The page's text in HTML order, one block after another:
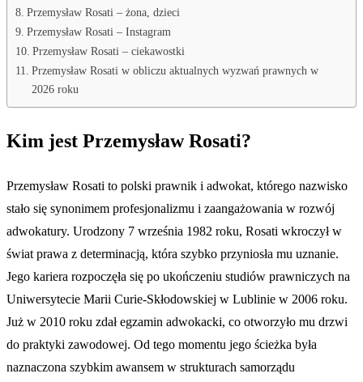
Przemysław Rosati – żona, dzieci
Przemysław Rosati – Instagram
Przemysław Rosati – ciekawostki
Przemysław Rosati w obliczu aktualnych wyzwań prawnych w
2026 roku
Kim jest Przemysław Rosati?
Przemysław Rosati to polski prawnik i adwokat, którego nazwisko
stało się synonimem profesjonalizmu i zaangażowania w rozwój
adwokatury. Urodzony 7 września 1982 roku, Rosati wkroczył w
świat prawa z determinacją, która szybko przyniosła mu uznanie.
Jego kariera rozpoczęła się po ukończeniu studiów prawniczych na
Uniwersytecie Marii Curie-Skłodowskiej w Lublinie w 2006 roku.
Już w 2010 roku zdał egzamin adwokacki, co otworzyło mu drzwi
do praktyki zawodowej. Od tego momentu jego ścieżka była
naznaczona szybkim awansem w strukturach samorządu